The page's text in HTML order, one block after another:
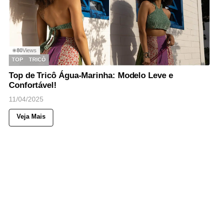
◉80Views
TOP
TRICÔ
Top de Tricô Água-Marinha: Modelo Leve e
Confortável!
11/04/2025
Veja Mais